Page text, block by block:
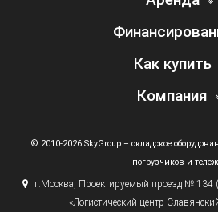
Как купить
Компания
© 2010-2026 SkyGroup – складское
погрузчиков и
г.Москва, Проектируемый проезд № 134
«Логистический центр